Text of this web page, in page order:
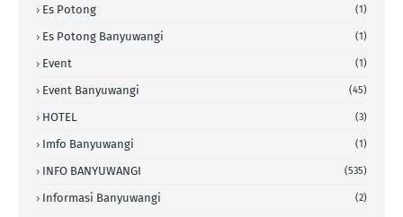
Es Potong (1)
Es Potong Banyuwangi (1)
Event (1)
Event Banyuwangi (45)
HOTEL (3)
Imfo Banyuwangi (1)
INFO BANYUWANGI (535)
Informasi Banyuwangi (2)